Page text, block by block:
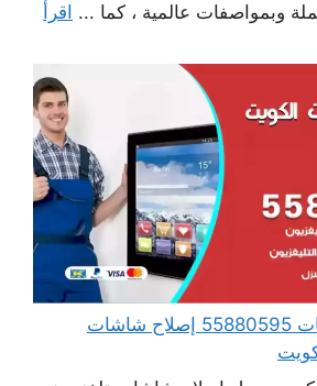
وبمواصفات عالمية ، كما ... اقرأ
فني تصليح تلفزيونات 55880595 إصلاح شاشات